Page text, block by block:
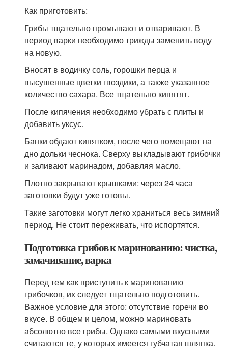
Как приготовить:
Грибы тщательно промывают и отваривают. В
период варки необходимо трижды заменить воду
на новую.
Вносят в водичку соль, горошки перца и
высушенные цветки гвоздики, а также указанное
количество сахара. Все тщательно кипятят.
После кипячения необходимо убрать с плиты и
добавить уксус.
Банки обдают кипятком, после чего помещают на
дно дольки чеснока. Сверху выкладывают грибочки
и заливают маринадом, добавляя масло.
Плотно закрывают крышками: через 24 часа
заготовки будут уже готовы.
Такие заготовки могут легко храниться весь зимний
период. Не стоит переживать, что испортятся.
Подготовка грибов к маринованию: чистка,
замачивание, варка
Перед тем как приступить к маринованию
грибочков, их следует тщательно подготовить.
Важное условие для этого: отсутствие горечи во
вкусе. В общем и целом, можно мариновать
абсолютно все грибы. Однако самыми вкусными
считаются те, у которых имеется губчатая шляпка.